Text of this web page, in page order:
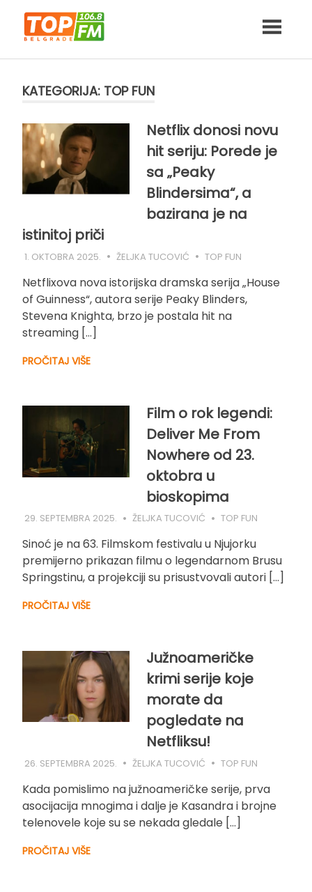
content
KATEGORIJA: TOP FUN
Netflix donosi novu
hit seriju: Porede je
sa „Peaky
Blindersima“, a
bazirana je na
istinitoj priči
1. OKTOBRA 2025. ŽELJKA TUCOVIĆ TOP FUN
Netflixova nova istorijska dramska serija „House
of Guinness“, autora serije Peaky Blinders,
Stevena Knighta, brzo je postala hit na
streaming […]
PROČITAJ VIŠE
Film o rok legendi:
Deliver Me From
Nowhere od 23.
oktobra u
bioskopima
29. SEPTEMBRA 2025. ŽELJKA TUCOVIĆ TOP FUN
Sinoć je na 63. Filmskom festivalu u Njujorku
premijerno prikazan filmu o legendarnom Brusu
Springstinu, a projekciji su prisustvovali autori […]
PROČITAJ VIŠE
Južnoameričke
krimi serije koje
morate da
pogledate na
Netfliksu!
26. SEPTEMBRA 2025. ŽELJKA TUCOVIĆ TOP FUN
Kada pomislimo na južnoameričke serije, prva
asocijacija mnogima i dalje je Kasandra i brojne
telenovele koje su se nekada gledale […]
PROČITAJ VIŠE